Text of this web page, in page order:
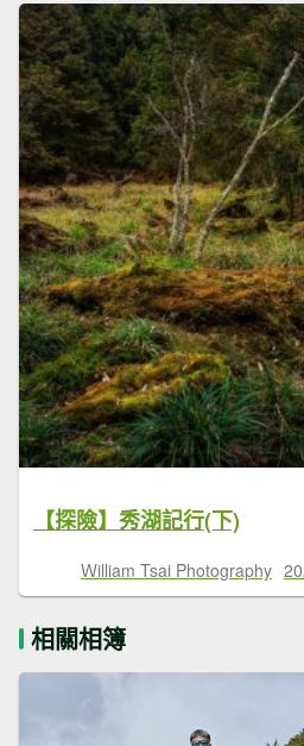
【探險】秀湖記行(下)
Ｗilliam Tsai Photography
相關相簿